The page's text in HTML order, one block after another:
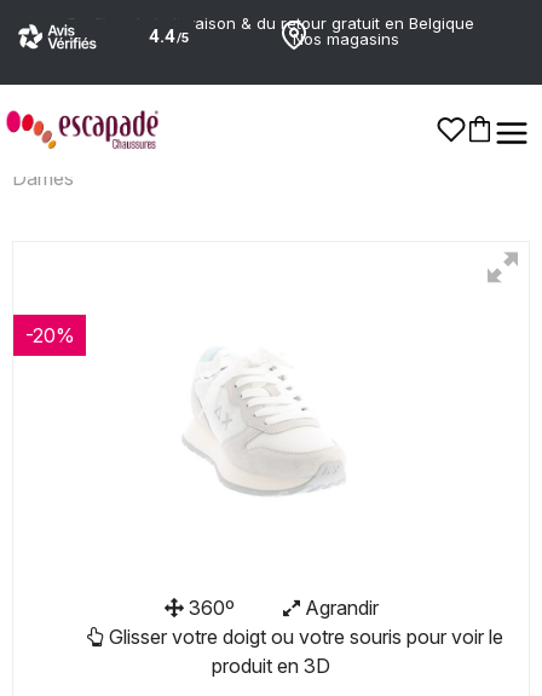
Profitez de la livraison & du retour gratuit en Belgique
Nos magasins
Dames
-20%
360º
Agrandir
Glisser votre doigt ou votre souris pour voir le
produit en 3D